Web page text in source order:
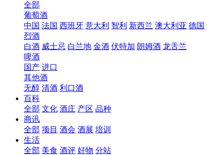
全部
葡萄酒
中国 法国 西班牙 意大利 智利 新西兰 澳大利亚 德国
烈酒
白酒 威士忌 白兰地 金酒 伏特加 朗姆酒 龙舌兰
啤酒
国产 进口
其他酒
无醇 清酒 利口酒
百科
全部 文化 酒庄 产区 品种
商讯
全部 项目 酒会 酒展 培训
生活
全部 美食 酒评 好物 分站